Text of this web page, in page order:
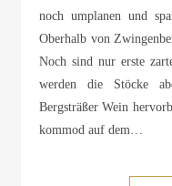
noch umplanen und
Oberhalb von
Noch sind nur erste
werden die Stöcke
Bergsträßer Wein
kommod auf dem…